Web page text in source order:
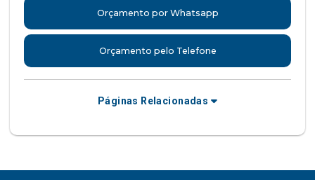
Orçamento por Whatsapp
Orçamento pelo Telefone
Páginas Relacionadas